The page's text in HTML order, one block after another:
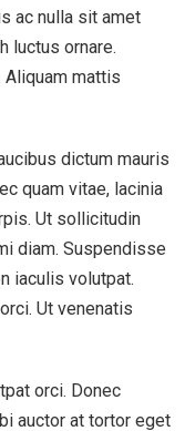
ac nulla sit amet
luctus ornare.
Aliquam mattis
dictum mauris
quam vitae, lacinia
Ut sollicitudin
diam. Suspendisse
iaculis volutpat.
Ut venenatis
orci. Donec
auctor at tortor eget